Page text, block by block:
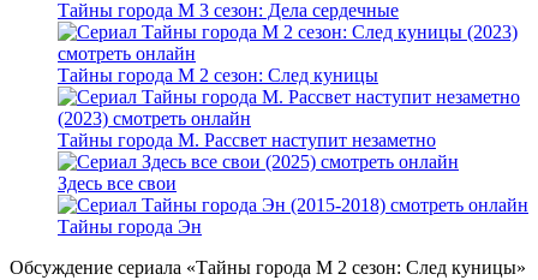
Тайны города М 3 сезон: Дела сердечные
Тайны города М 2 сезон: След куницы
Тайны города М. Рассвет наступит незаметно
Здесь все свои
Тайны города Эн
Обсуждение сериала «Тайны города М 2 сезон: След куницы»